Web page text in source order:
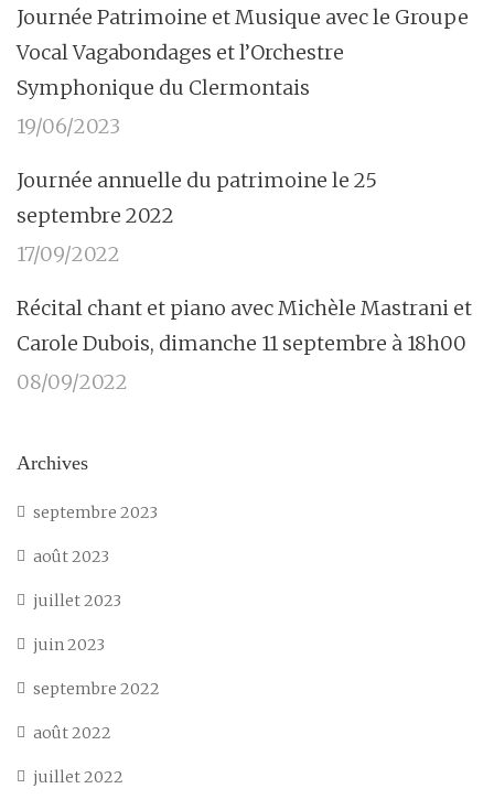
Journée Patrimoine et Musique avec le Groupe
Vocal Vagabondages et l’Orchestre
Symphonique du Clermontais
19/06/2023
Journée annuelle du patrimoine le 25
septembre 2022
17/09/2022
Récital chant et piano avec Michèle Mastrani et
Carole Dubois, dimanche 11 septembre à 18h00
08/09/2022
Archives
septembre 2023
août 2023
juillet 2023
juin 2023
septembre 2022
août 2022
juillet 2022